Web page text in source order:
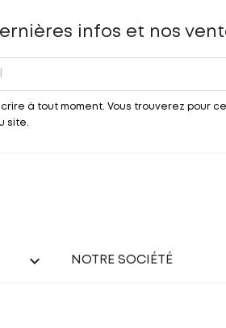
infos et nos
à tout moment. Vous trouverez pour
site.
 NOTRE SOCIÉTÉ